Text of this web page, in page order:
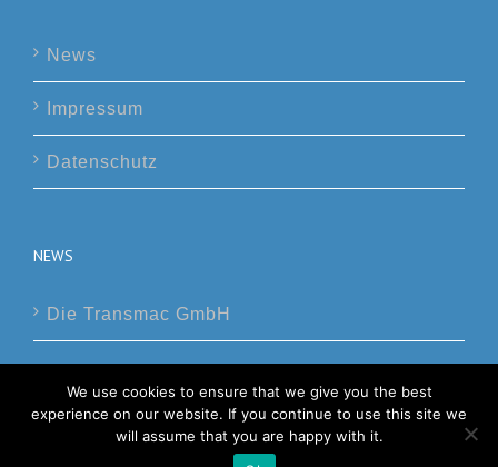
News
Impressum
Datenschutz
NEWS
Die Transmac GmbH
We use cookies to ensure that we give you the best
experience on our website. If you continue to use this site we
will assume that you are happy with it.